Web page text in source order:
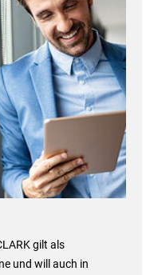
gilt als
und will auch in